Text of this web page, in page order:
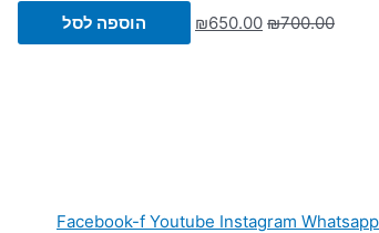
₪700.00
₪650.00 הוספה לסל
Facebook-f Youtube Instagram Whatsapp